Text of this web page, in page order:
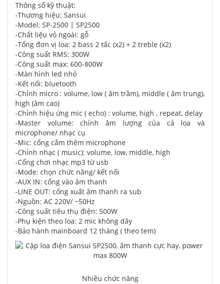
Thông số kỹ thuật:
-Thương hiệu: Sansui
-Model: SP-2500 | SP2500
-Chất liệu vỏ ngoài: gỗ
-Tổng đơn vị loa: 2 bass 2 tấc (x2) + 2 treble (x2)
-Công suất RMS: 300W
-Công suất max: 600-800W
-Màn hình led nhỏ
-Kết nối: bluetooth
-Chỉnh micro : volume, low ( âm trầm), middle ( âm trung),
high (âm cao)
-Chỉnh hiệu ứng mic ( echo) : volume, high , repeat, delay
-Master volume: chỉnh âm lượng của cả loa và
microphone/ nhạc cụ
-Mic: cổng cắm thêm microphone
-Chỉnh nhạc ( music): volume, low, middle, high
-Cổng chơi nhạc mp3 từ usb
-Mode: chọn chức năng/ kết nối
-AUX IN: cổng vào âm thanh
-LINE OUT: cổng xuất âm thanh ra sub
-Nguồn: AC 220V/ ~50Hz
-Công suất tiêu thụ điện: 500W
-Phụ kiện theo loa: 2 mic không dây
-Bảo hành mainboard 12 tháng ( theo tem)
Nhiều chức năng